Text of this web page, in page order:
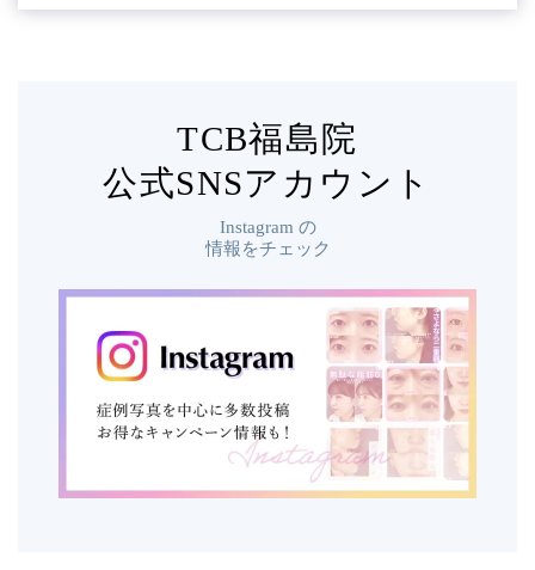
TCB福島院
公式SNSアカウント
Instagram の
情報をチェック